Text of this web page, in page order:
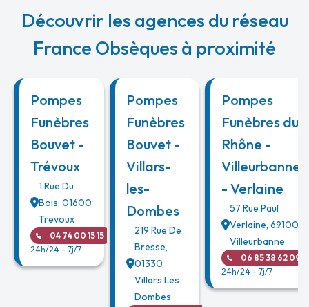
Découvrir les agences du réseau
France Obsèques à proximité
Pompes
Funèbres
Bouvet -
Trévoux
1 Rue Du
Bois, 01600
Trevoux
04 74 00 15 15
24h/24 - 7j/7
Pompes
Funèbres
Bouvet -
Villars-
les-
Dombes
219 Rue De
Bresse,
01330
Villars Les
Dombes
Pompes
Funèbres du
Rhône -
Villeurbanne
- Verlaine
57 Rue Paul
Verlaine,69100
Villeurbanne
06 85 38 62 09
24h/24 - 7j/7